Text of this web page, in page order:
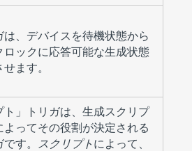
は、デバイスを待機状態から
ロックに応答可能な生成状態
ます。
ト」トリガは、生成スクリプ
よってその役割が決定される
す。
スクリプトによって、